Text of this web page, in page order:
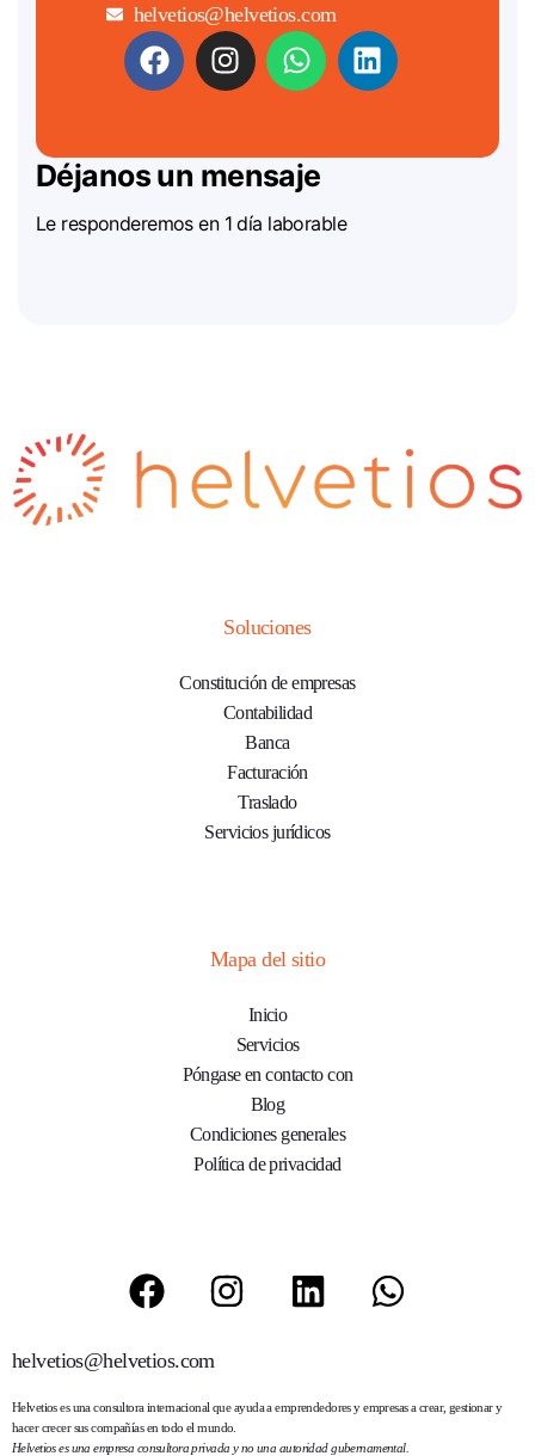
helvetios@helvetios.com
Déjanos un mensaje
Le responderemos en 1 día laborable
Soluciones
Constitución de empresas
Contabilidad
Banca
Facturación
Traslado
Servicios jurídicos
Mapa del sitio
Inicio
Servicios
Póngase en contacto con
Blog
Condiciones generales
Política de privacidad
helvetios@helvetios.com
Helvetioses una consultora internacional que ayuda a emprendedores y empresas a crear, gestionar y
hacer crecer sus compañías en todo el mundo.
Helvetios es una empresa consultora privada y no una autoridad gubernamental.